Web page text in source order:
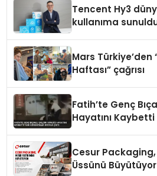
Tencent Hy3
kullanıma
Mars Türkiye’den
Haftası” çağrısı
Fatih’te Genç
Hayatını
Cesur Packaging,
Üssünü Büyütüyor